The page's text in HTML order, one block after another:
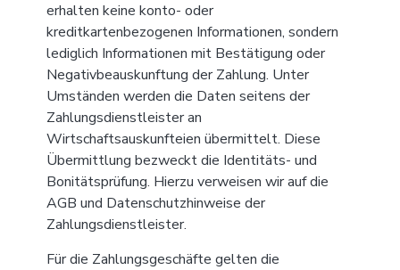
erhalten keine konto- oder
kreditkartenbezogenen Informationen, sondern
lediglich Informationen mit Bestätigung oder
Negativbeauskunftung der Zahlung. Unter
Umständen werden die Daten seitens der
Zahlungsdienstleister an
Wirtschaftsauskunfteien übermittelt. Diese
Übermittlung bezweckt die Identitäts- und
Bonitätsprüfung. Hierzu verweisen wir auf die
AGB und Datenschutzhinweise der
Zahlungsdienstleister.
Für die Zahlungsgeschäfte gelten die